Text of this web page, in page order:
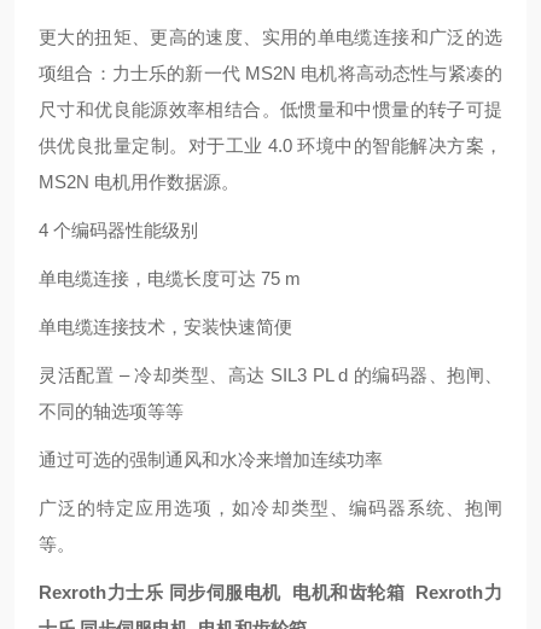
更大的扭矩、更高的速度、实用的单电缆连接和广泛的选
项组合：力士乐的新一代 MS2N 电机将高动态性与紧凑的
尺寸和优良能源效率相结合。低惯量和中惯量的转子可提
供优良批量定制。对于工业 4.0 环境中的智能解决方案，
MS2N 电机用作数据源。
4 个编码器性能级别
单电缆连接，电缆长度可达 75 m
单电缆连接技术，安装快速简便
灵活配置 – 冷却类型、高达 SIL3 PL d 的编码器、抱闸、
不同的轴选项等等
通过可选的强制通风和水冷来增加连续功率
广泛的特定应用选项，如冷却类型、编码器系统、抱闸
等。
Rexroth力士乐 同步伺服电机 电机和齿轮箱 Rexroth力